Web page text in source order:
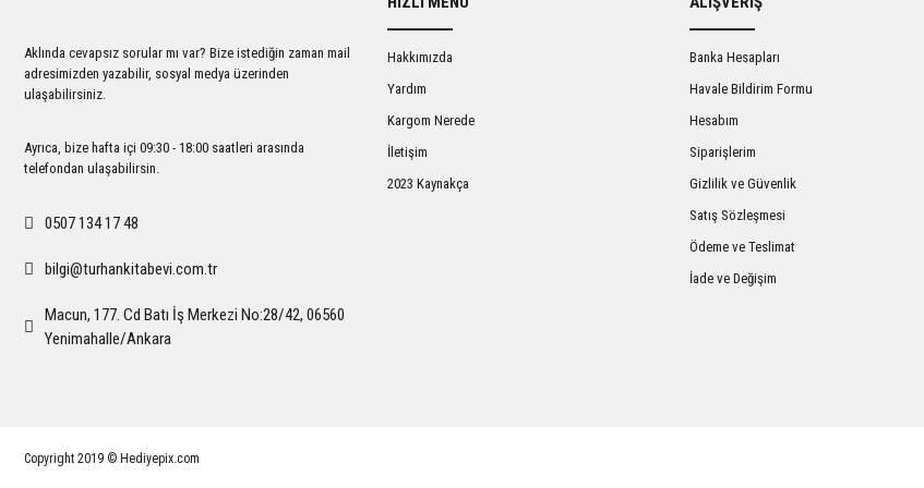
Ürün fiyatı diğer sitelerden daha pahalı.
Bu ürüne benzer farklı alternatifler olmalı.
Gönder
Aklında cevapsız sorular mı var? Bize istediğin zaman mail
adresimizden yazabilir, sosyal medya üzerinden
ulaşabilirsiniz.
Ayrıca, bize hafta içi 09:30 - 18:00 saatleri arasında
telefondan ulaşabilirsin.
0507 134 17 48
bilgi@turhankitabevi.com.tr
Macun, 177. Cd Batı İş Merkezi No:28/42, 06560
Yenimahalle/Ankara
Hakkımızda
Yardım
Kargom Nerede
İletişim
2023 Kaynakça
Banka Hesapları
Havale Bildirim Formu
Hesabım
Siparişlerim
Gizlilik ve Güvenlik
Satış Sözleşmesi
Ödeme ve Teslimat
İade ve Değişim
Copyright 2019 © Hediyepix.com